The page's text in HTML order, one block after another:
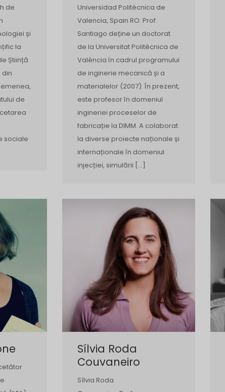
de
și
la
Știință
din
de
sociale
Universidad Politécnica de
Valencia, Spain RO: Prof.
Santiago deține un doctorat
de la Universitat Politècnica de
València în cadrul programului
de inginerie mecanică și a
materialelor (2007). În prezent,
este profesor în domeniul
ingineriei proceselor de
fabricație la DIMM. A colaborat
la diverse proiecte naționale și
internaționale în domeniul
injecției, simulării […]
Sílvia Roda
Couvaneiro
Sílvia Roda